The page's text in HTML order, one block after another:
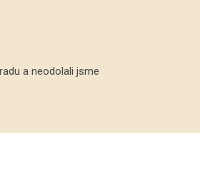
a neodolali jsme